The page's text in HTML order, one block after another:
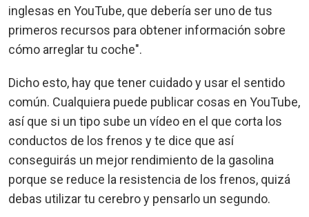
inglesas en YouTube, que debería ser uno de tus
primeros recursos para obtener información sobre
cómo arreglar tu coche".
Dicho esto, hay que tener cuidado y usar el sentido
común. Cualquiera puede publicar cosas en YouTube,
así que si un tipo sube un vídeo en el que corta los
conductos de los frenos y te dice que así
conseguirás un mejor rendimiento de la gasolina
porque se reduce la resistencia de los frenos, quizá
debas utilizar tu cerebro y pensarlo un segundo.